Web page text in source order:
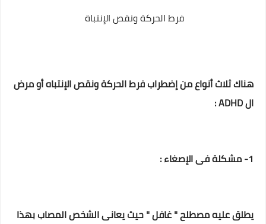
فرط الحركة ونقص الإنتباة
هناك ثلاث أنواع من إضطراب فرط الحركة ونقص الإنتباه أو مرض
ال ADHD :
1- مشكلة فى الإصغاء :
يطلق عليه مصطلح " غافل " حيث يعانى الشخص المصاب بهذا